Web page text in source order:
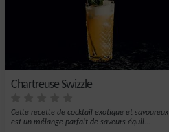
Chartreuse Swizzle
Cette recette de cocktail exotique et savoureux
est un mélange parfait de saveurs équil...